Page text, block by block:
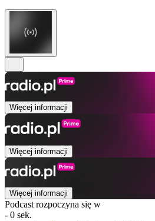
Więcej informacji
Więcej informacji
Więcej informacji
Podcast rozpoczyna się w
- 0 sek.